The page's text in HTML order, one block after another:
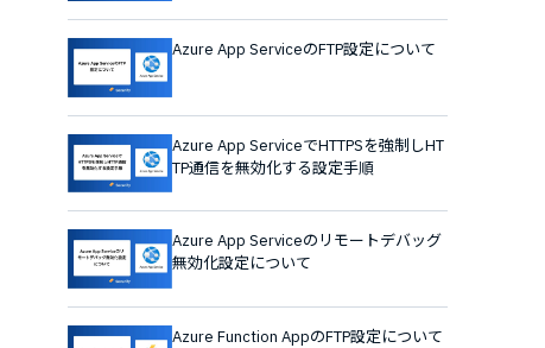
Azure App ServiceのFTP設定について
Azure App ServiceでHTTPSを強制しHT
TP通信を無効化する設定手順
Azure App Serviceのリモートデバッグ
無効化設定について
Azure Function AppのFTP設定について